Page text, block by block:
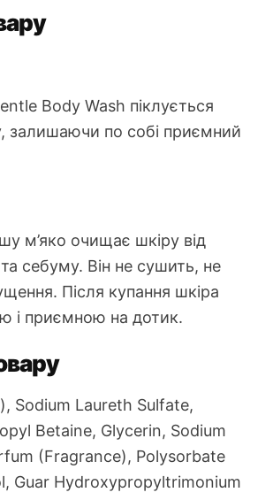
Body Wash піклується
залишаючи по собі приємний
м’яко очищає шкіру від
себуму. Він не сушить, не
Після купання шкіра
і приємною на дотик.
Sodium Laureth Sulfate,
Betaine, Glycerin, Sodium
(Fragrance), Polysorbate
Guar Hydroxypropyltrimonium